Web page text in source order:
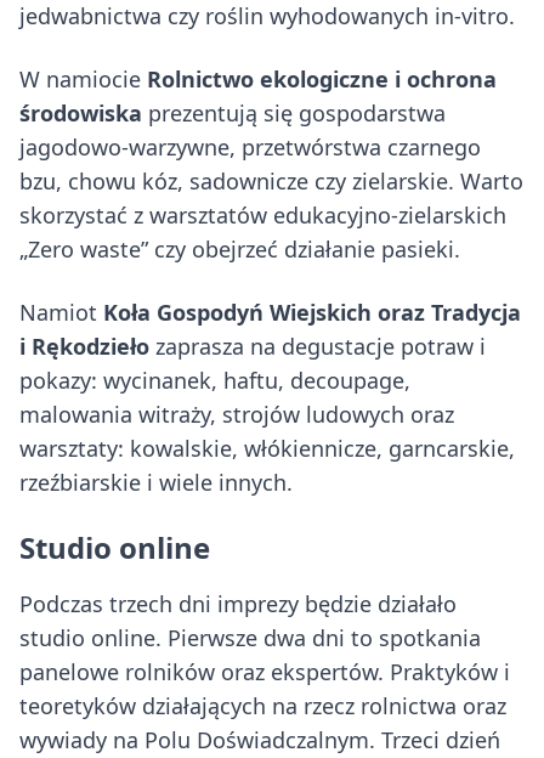
jedwabnictwa czy roślin wyhodowanych in-vitro.
W namiocie Rolnictwo ekologiczne i ochrona
środowiska prezentują się gospodarstwa
jagodowo-warzywne, przetwórstwa czarnego
bzu, chowu kóz, sadownicze czy zielarskie. Warto
skorzystać z warsztatów edukacyjno-zielarskich
„Zero waste” czy obejrzeć działanie pasieki.
Namiot Koła Gospodyń Wiejskich oraz Tradycja
i Rękodzieło zaprasza na degustacje potraw i
pokazy: wycinanek, haftu, decoupage,
malowania witraży, strojów ludowych oraz
warsztaty: kowalskie, włókiennicze, garncarskie,
rzeźbiarskie i wiele innych.
Studio online
Podczas trzech dni imprezy będzie działało
studio online. Pierwsze dwa dni to spotkania
panelowe rolników oraz ekspertów. Praktyków i
teoretyków działających na rzecz rolnictwa oraz
wywiady na Polu Doświadczalnym. Trzeci dzień